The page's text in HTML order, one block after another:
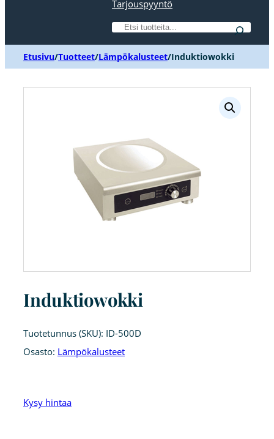
Tarjouspyyntö
Etsi
Etusivu/Tuotteet/Lämpökalusteet/Induktiowokki
Induktiowokki
Kysy hintaa
Tuotetunnus (SKU): ID-500D
Osasto: Lämpökalusteet